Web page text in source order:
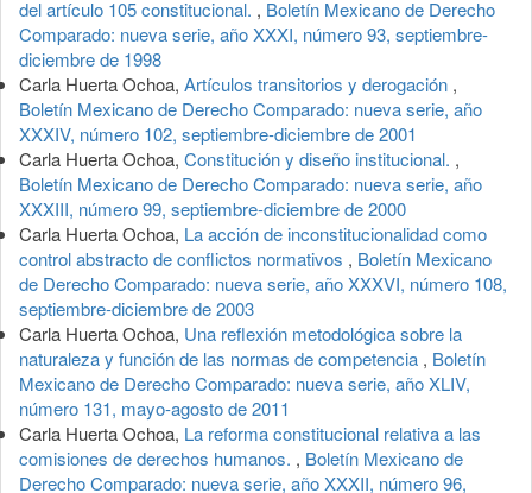
del artículo 105 constitucional. , Boletín Mexicano de Derecho
Comparado: nueva serie, año XXXI, número 93, septiembre-
diciembre de 1998
Carla Huerta Ochoa, Artículos transitorios y derogación ,
Boletín Mexicano de Derecho Comparado: nueva serie, año
XXXIV, número 102, septiembre-diciembre de 2001
Carla Huerta Ochoa, Constitución y diseño institucional. ,
Boletín Mexicano de Derecho Comparado: nueva serie, año
XXXIII, número 99, septiembre-diciembre de 2000
Carla Huerta Ochoa, La acción de inconstitucionalidad como
control abstracto de conflictos normativos , Boletín Mexicano
de Derecho Comparado: nueva serie, año XXXVI, número 108,
septiembre-diciembre de 2003
Carla Huerta Ochoa, Una reflexión metodológica sobre la
naturaleza y función de las normas de competencia , Boletín
Mexicano de Derecho Comparado: nueva serie, año XLIV,
número 131, mayo-agosto de 2011
Carla Huerta Ochoa, La reforma constitucional relativa a las
comisiones de derechos humanos. , Boletín Mexicano de
Derecho Comparado: nueva serie, año XXXII, número 96,